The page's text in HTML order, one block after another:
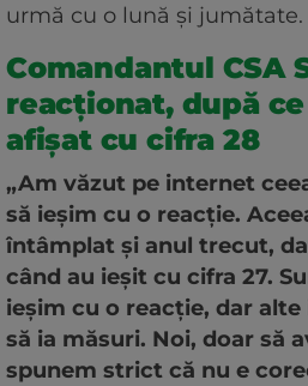
urmă cu o lună și jumătate.
Comandantul CSA
reacționat, după ce
afișat cu cifra 28
„Am văzut pe internet
să ieșim cu o reacție.
întâmplat și anul trecut,
când au ieșit cu cifra 27.
ieșim cu o reacție, dar
să ia măsuri. Noi, doar să
spunem strict că nu e